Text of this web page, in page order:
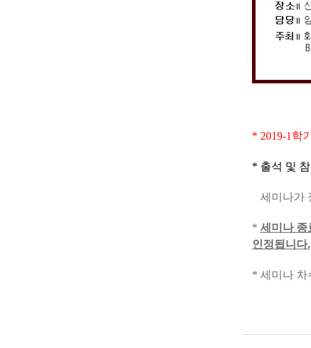
* 2019-1학
* 출석 및
세미나가
* 세미나 종
인정됩니다.
* 세미나 차